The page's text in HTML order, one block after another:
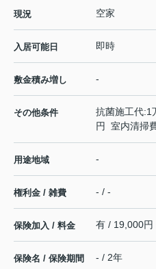
現況 空家
入居可能日 即時
敷金積み増し -
その他条件
抗菌施工代
円 室内清掃
用途地域 -
権利金 / 雑費 - / -
保険加入 / 料金 有 / 19,000円
保険名 / 保険期間 - / 2年